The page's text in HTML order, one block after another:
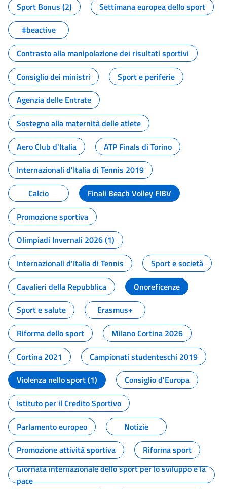
Sport Bonus (2)
Settimana europea dello sport
#beactive
Contrasto alla manipolazione dei risultati sportivi
Consiglio dei ministri
Sport e periferie
Agenzia delle Entrate
Sostegno alla maternità delle atlete
Aero Club d'Italia
ATP Finals di Torino
Internazionali d'Italia di Tennis 2019
Calcio
Finali Beach Volley FIBV
Promozione sportiva
Olimpiadi Invernali 2026 (1)
Internazionali d'Italia di Tennis
Sport e società
Cavalieri della Repubblica
Onoreficenze
Sport e salute
Erasmus+
Riforma dello sport
Milano Cortina 2026
Cortina 2021
Campionati studenteschi 2019
Violenza nello sport (1)
Consiglio d'Europa
Istituto per il Credito Sportivo
Parlamento europeo
Notizie
Promozione attività sportiva
Riforma sport
Giornata internazionale dello sport per lo sviluppo e la
pace